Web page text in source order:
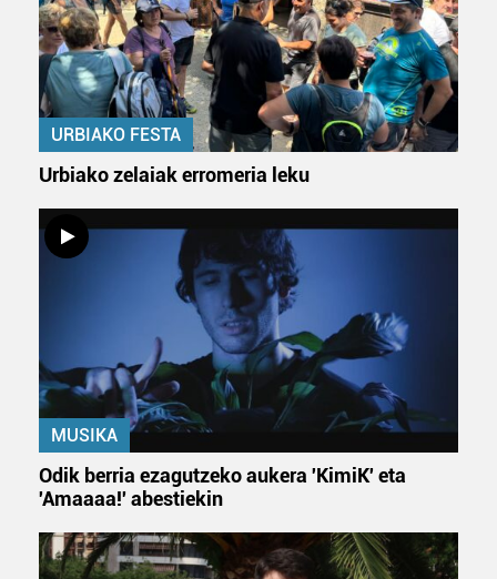
URBIAKO FESTA
Urbiako zelaiak erromeria leku
MUSIKA
Odik berria ezagutzeko aukera 'KimiK' eta
'Amaaaa!' abestiekin